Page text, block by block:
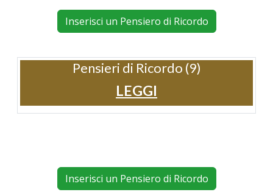
Inserisci un Pensiero di Ricordo
Pensieri di Ricordo (9)
LEGGI
Inserisci un Pensiero di Ricordo